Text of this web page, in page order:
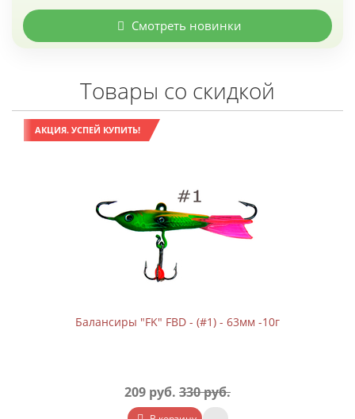
Смотреть новинки
Товары со скидкой
АКЦИЯ. УСПЕЙ КУПИТЬ!
Балансиры "FK" FBD - (#1) - 63мм -10г
209 руб. 330 руб.